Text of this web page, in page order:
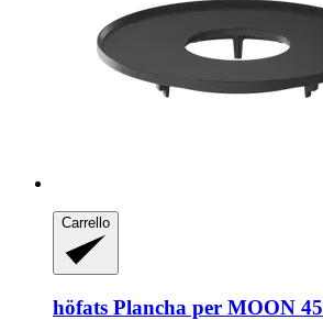
Carrello
höfats Plancha per MOON 45